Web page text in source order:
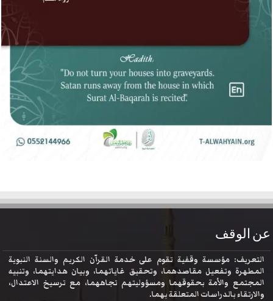
عن الوقف
التعريف: مؤسسة وقفية تقوم على خدمة القرآن الكريم والسنة النبوية
المطهرة وتفعيل مقاصدهما، وتحقيق غاياتهما، وبيان هدايتهما، وتنبيه
المجتمع والأمة بحقوقهما ومسؤوليتهم تجاههما، مع ترسيخ الاعتدال،
والارتقاء بالدراسات المتعلقة بهما.